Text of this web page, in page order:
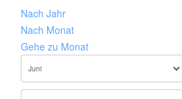
Nach Jahr
Nach Monat
Gehe zu Monat